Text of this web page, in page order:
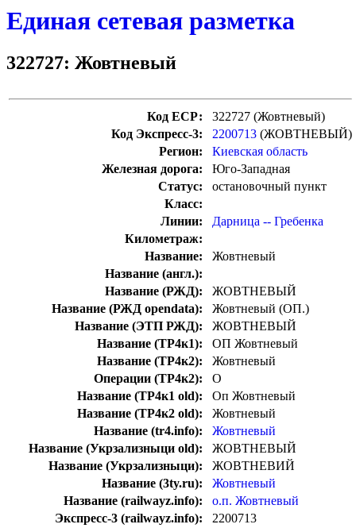
Единая сетевая разметка
322727: Жовтневый
Код ЕСР:
322727 (Жовтневый)
Код Экспресс-3:
2200713 (ЖОВТНЕВЫЙ)
Регион:
Киевская область
Железная дорога:
Юго-Западная
Статус:
остановочный пункт
Класс:
Линии:
Дарница -- Гребенка
Километраж:
Название:
Жовтневый
Название (англ.):
Название (РЖД):
ЖОВТНЕВЫЙ
Название (РЖД opendata):
Жовтневый (ОП.)
Название (ЭТП РЖД):
ЖОВТНЕВЫЙ
Название (ТР4к1):
ОП Жовтневый
Название (ТР4к2):
Жовтневый
Операции (ТР4к2):
О
Название (ТР4к1 old):
Оп Жовтневый
Название (ТР4к2 old):
Жовтневый
Название (tr4.info):
Жовтневый
Название (Укрзализныци old):
ЖОВТНЕВЫЙ
Название (Укрзализныци):
ЖОВТНЕВИЙ
Название (3ty.ru):
Жовтневый
Название (railwayz.info):
о.п. Жовтневый
Экспресс-3 (railwayz.info):
2200713